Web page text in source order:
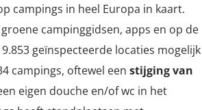
campings in heel Europa in kaart.
campinggidsen, apps en op de
geïnspecteerde locaties mogelijk
campings, oftewel een stijging van
eigen douche en/of wc in het